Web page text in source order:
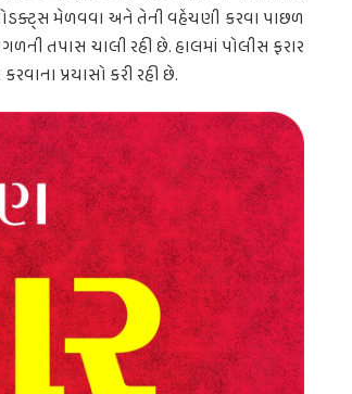
મેળવવા અને તેની વહેંચણી કરવા પાછળ
તપાસ ચાલી રહી છે. હાલમાં પોલીસ ફરાર
પ્રયાસો કરી રહી છે.